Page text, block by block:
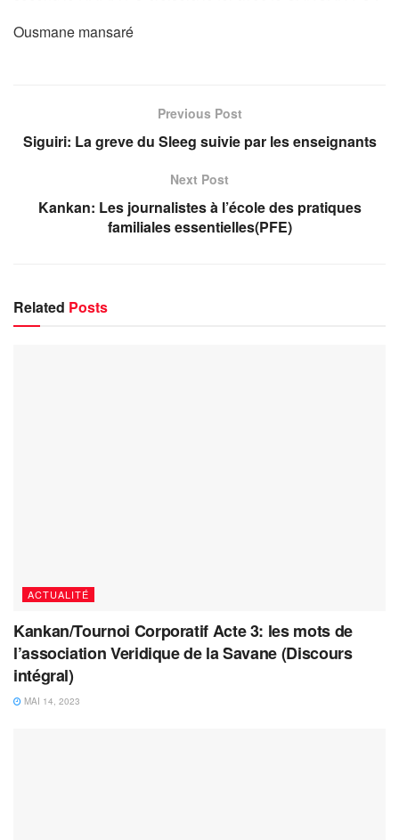
Ousmane mansaré
Previous Post
Siguiri: La greve du Sleeg suivie par les enseignants
Next Post
Kankan: Les journalistes à l’école des pratiques
familiales essentielles(PFE)
Related Posts
ACTUALITÉ
Kankan/Tournoi Corporatif Acte 3: les mots de
l’association Veridique de la Savane (Discours
intégral)
MAI 14, 2023